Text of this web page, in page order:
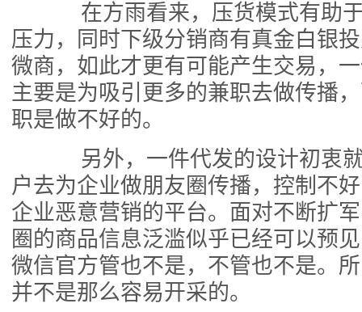
在方雨看来，压货模式有助于
压力，同时下级分销商有真金白银
微商，如此才更有可能产生交易，
主要是为吸引更多的兼职去做传播
职是做不好的。
另外，一件代发的设计初衷就
户去为企业做朋友圈传播，控制不
企业恶意营销的平台。面对不断扩
圈的商品信息泛滥似乎已经可以预
微信官方管也不是，不管也不是。
并不是那么容易开采的。